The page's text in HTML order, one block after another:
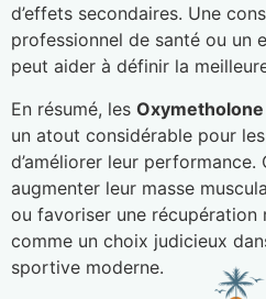
d’effets secondaires. Une
professionnel de santé ou un
peut aider à définir la
En résumé, les
un atout considérable pour
d’améliorer leur performance.
augmenter leur masse
ou favoriser une récupération
comme un choix judicieux
sportive moderne.